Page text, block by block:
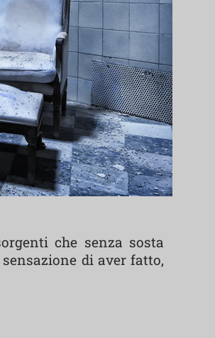
che senza sosta
di aver fatto,